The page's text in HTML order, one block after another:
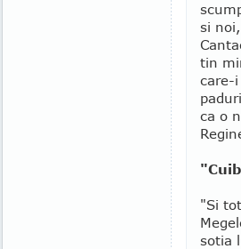
si
tin
care-
ca o
"Si
sotia